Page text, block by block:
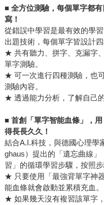
■ 全方位測驗，每個單字都
寫！
從錯誤中學習是最有效的學
出題技術，每個單字皆設計
★ 共有聽力、拼字、克漏字
單字測驗。
★ 可一次進行四種測驗，也
測驗內容。
★ 透過能力分析，了解自己
■ 首創「單字智能血條」，
得長長久久！
結合A.I.科技，與德國心理學
ghaus）提出的「遺忘曲線
習」的循環學習步驟，按照
★ 只要使用「最強背單字神
能血條就會啟動並累積充血。
★ 如果幾天沒有複習該單字